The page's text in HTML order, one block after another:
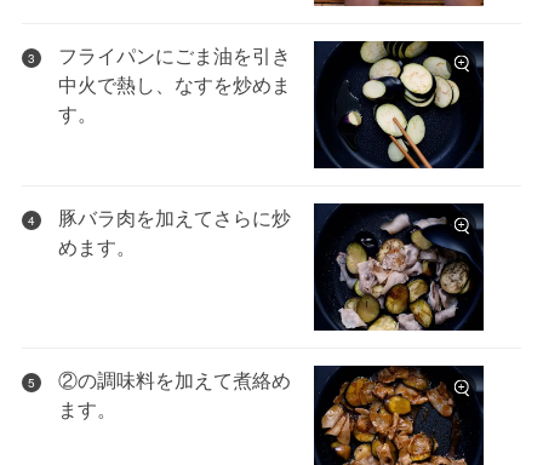
3
フライパンにごま油を引き
中火で熱し、なすを炒めま
す。
4
豚バラ肉を加えてさらに炒
めます。
5
②の調味料を加えて煮絡め
ます。